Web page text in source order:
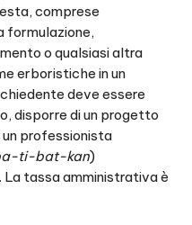
comprese
formulazione,
o qualsiasi altra
erboristiche in un
deve essere
disporre di un progetto
professionista
ti-bat-kan)
La tassa amministrativa è